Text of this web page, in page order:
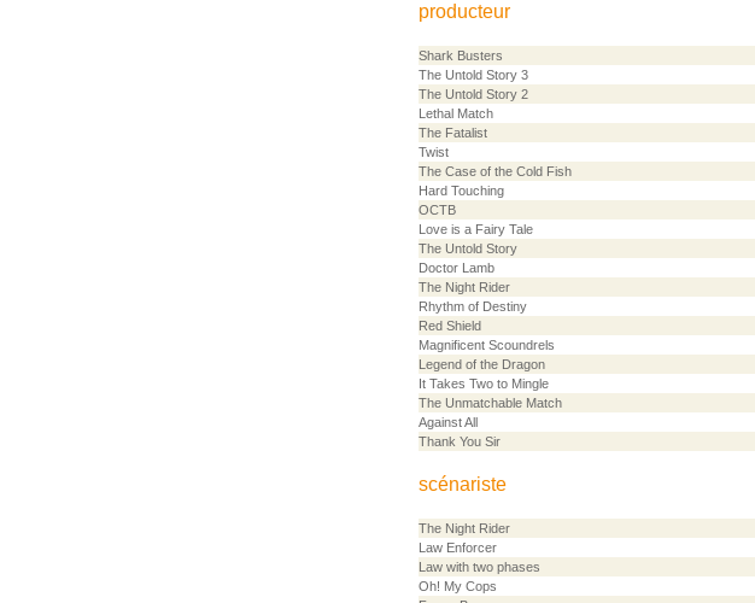
producteur
Shark Busters
The Untold Story 3
The Untold Story 2
Lethal Match
The Fatalist
Twist
The Case of the Cold Fish
Hard Touching
OCTB
Love is a Fairy Tale
The Untold Story
Doctor Lamb
The Night Rider
Rhythm of Destiny
Red Shield
Magnificent Scoundrels
Legend of the Dragon
It Takes Two to Mingle
The Unmatchable Match
Against All
Thank You Sir
scénariste
The Night Rider
Law Enforcer
Law with two phases
Oh! My Cops